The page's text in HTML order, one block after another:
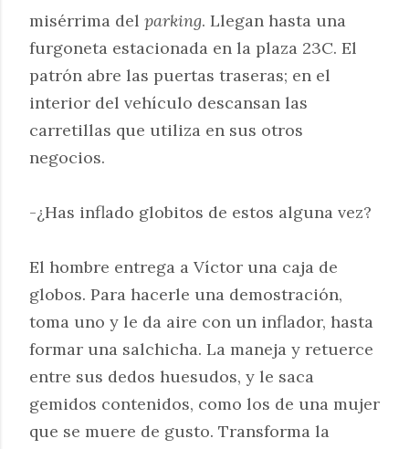
misérrima del parking. Llegan hasta una
furgoneta estacionada en la plaza 23C. El
patrón abre las puertas traseras; en el
interior del vehículo descansan las
carretillas que utiliza en sus otros
negocios.
-¿Has inflado globitos de estos alguna vez?
El hombre entrega a Víctor una caja de
globos. Para hacerle una demostración,
toma uno y le da aire con un inflador, hasta
formar una salchicha. La maneja y retuerce
entre sus dedos huesudos, y le saca
gemidos contenidos, como los de una mujer
que se muere de gusto. Transforma la